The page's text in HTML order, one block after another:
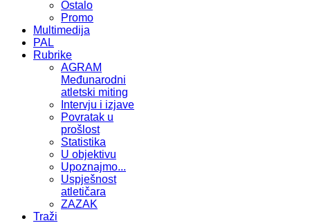
Ostalo
Promo
Multimedija
PAL
Rubrike
AGRAM
Međunarodni
atletski miting
Intervju i izjave
Povratak u
prošlost
Statistika
U objektivu
Upoznajmo...
Uspješnost
atletičara
ZAZAK
Traži